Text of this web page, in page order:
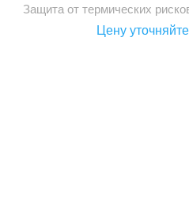
Защита от термических
Цену уточняйте